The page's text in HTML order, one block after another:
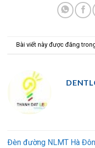
Bài viết này được đăng
Đèn đường NLMT Hà